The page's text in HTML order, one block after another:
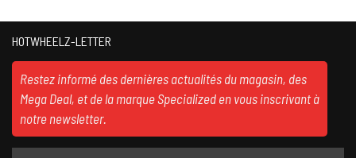
HOTWHEELZ-LETTER
Restez informé des dernières actualités du magasin, des
Mega Deal, et de la marque Specialized en vous inscrivant à
notre newsletter.